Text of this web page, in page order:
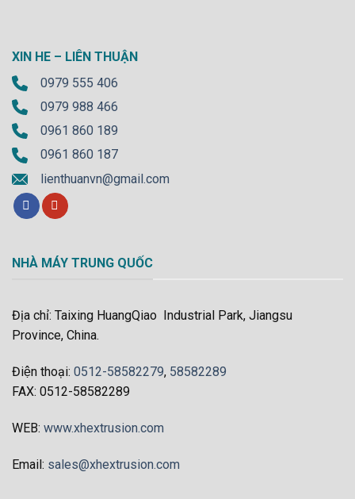
XIN HE – LIÊN THUẬN
0979 555 406
0979 988 466
0961 860 189
0961 860 187
lienthuanvn@gmail.com
NHÀ MÁY TRUNG QUỐC
Địa chỉ: Taixing HuangQiao Industrial Park, Jiangsu
Province, China.
Điện thoại: 0512-58582279, 58582289
FAX: 0512-58582289
WEB: www.xhextrusion.com
Email: sales@xhextrusion.com